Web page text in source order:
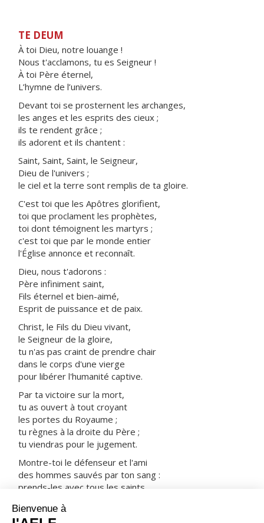
TE DEUM
À toi Dieu, notre louange !
Nous t'acclamons, tu es Seigneur !
À toi Père éternel,
L’hymne de l’univers.
Devant toi se prosternent les archanges,
les anges et les esprits des cieux ;
ils te rendent grâce ;
ils adorent et ils chantent :
Saint, Saint, Saint, le Seigneur,
Dieu de l'univers ;
le ciel et la terre sont remplis de ta gloire.
C'est toi que les Apôtres glorifient,
toi que proclament les prophètes,
toi dont témoignent les martyrs ;
c'est toi que par le monde entier
l'Église annonce et reconnaît.
Dieu, nous t'adorons :
Père infiniment saint,
Fils éternel et bien-aimé,
Esprit de puissance et de paix.
Christ, le Fils du Dieu vivant,
le Seigneur de la gloire,
tu n'as pas craint de prendre chair
dans le corps d'une vierge
pour libérer l'humanité captive.
Par ta victoire sur la mort,
tu as ouvert à tout croyant
les portes du Royaume ;
tu règnes à la droite du Père ;
tu viendras pour le jugement.
Montre-toi le défenseur et l'ami
des hommes sauvés par ton sang :
prends-les avec tous les saints